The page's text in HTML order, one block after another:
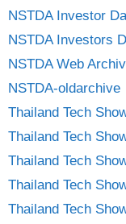
NSTDA Investor
NSTDA Investors
NSTDA Web
NSTDA-oldarchive
Thailand Tech
Thailand Tech
Thailand Tech
Thailand Tech
Thailand Tech